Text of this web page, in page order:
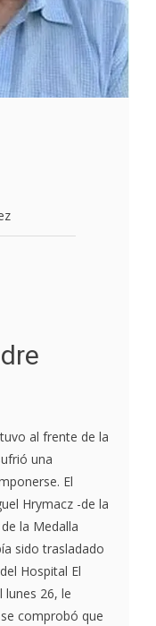
al frente de la
una
El
Hrymacz -de la
la Medalla
sido trasladado
Hospital El
lunes 26, le
comprobó que